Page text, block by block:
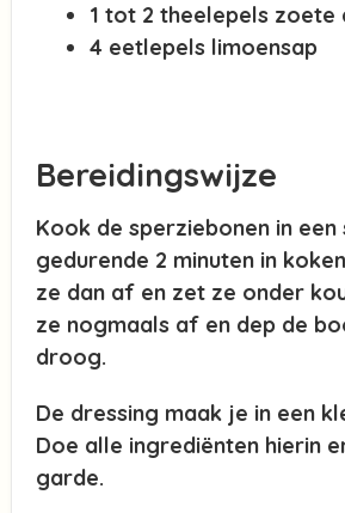
1 tot 2 theelepels zoete
4 eetlepels limoensap
Bereidingswijze
Kook de sperziebonen in een
gedurende 2 minuten in
ze dan af en zet ze onder
ze nogmaals af en dep de
droog.
De dressing maak je in een
Doe alle ingrediënten hierin
garde.